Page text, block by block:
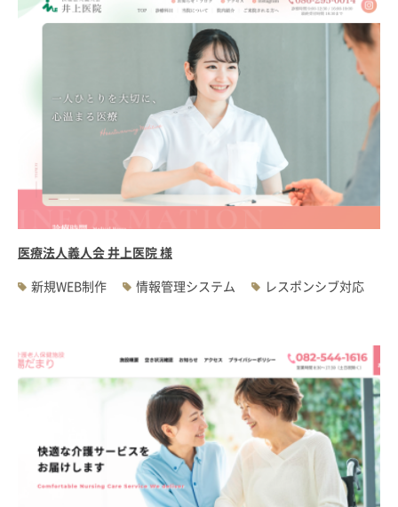
医療法人義人会 井上医院 様
新規WEB制作
情報管理システム レスポンシブ対応